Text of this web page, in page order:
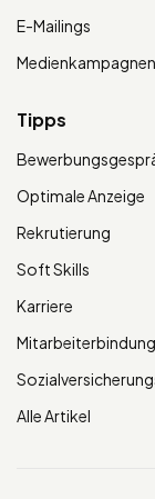
E-Mailings
Medienkampagnen
Tipps
Optimale Anzeige
Rekrutierung
Soft Skills
Karriere
Mitarbeiterbindung
Alle Artikel